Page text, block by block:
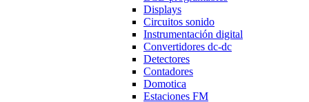
Displays
Circuitos sonido
Instrumentación digital
Convertidores dc-dc
Detectores
Contadores
Domotica
Estaciones FM